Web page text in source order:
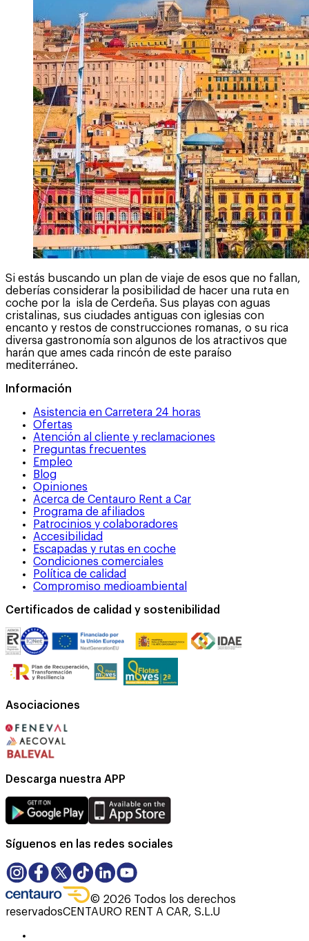
Si estás buscando un plan de viaje de esos que no fallan,
deberías considerar la posibilidad de hacer una ruta en
coche por la isla de Cerdeña. Sus playas con aguas
cristalinas, sus ciudades antiguas con iglesias con
encanto y restos de construcciones romanas, o su rica
diversa gastronomía son algunos de los atractivos que
harán que ames cada rincón de este paraíso
mediterráneo.
Información
Asistencia en Carretera 24 horas
Ofertas
Atención al cliente y reclamaciones
Preguntas frecuentes
Empleo
Blog
Opiniones
Acerca de Centauro Rent a Car
Programa de afiliados
Patrocinios y colaboradores
Accesibilidad
Escapadas y rutas en coche
Condiciones comerciales
Política de calidad
Compromiso medioambiental
Certificados de calidad y sostenibilidad
Asociaciones
Descarga nuestra APP
Síguenos en las redes sociales
© 2026 Todos los derechos
reservadosCENTAURO RENT A CAR, S.L.U